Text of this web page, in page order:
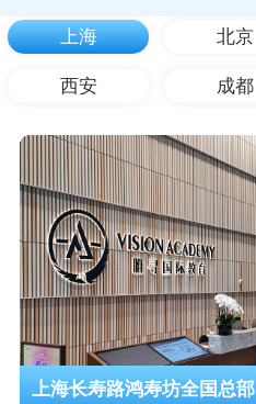
上海 北京
西安 成都
上海长寿路鸿寿坊全国总部